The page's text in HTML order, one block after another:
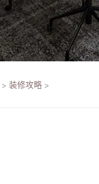
> 装修攻略 >